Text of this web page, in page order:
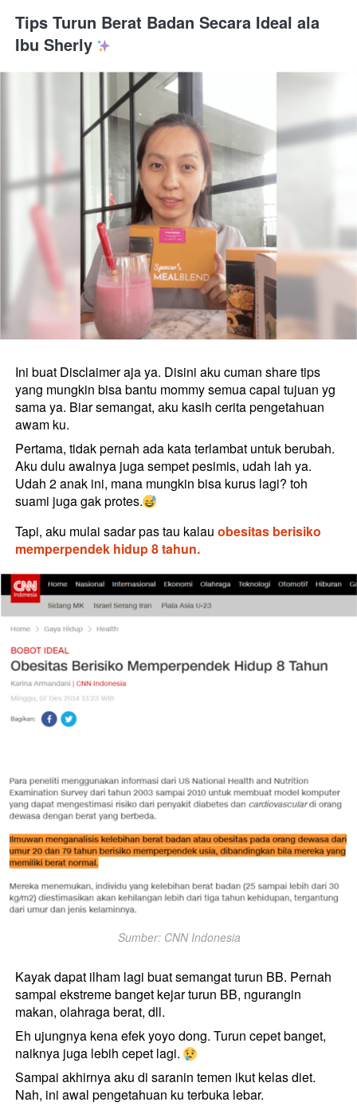
Tips Turun Berat Badan Secara Ideal ala
Ibu Sherly
Ini buat Disclaimer aja ya. Disini aku cuman share tips
yang mungkin bisa bantu mommy semua capai tujuan yg
sama ya. Biar semangat, aku kasih cerita pengetahuan
awam ku.
Pertama, tidak pernah ada kata terlambat untuk berubah.
Aku dulu awalnya juga sempet pesimis, udah lah ya.
Udah 2 anak ini, mana mungkin bisa kurus lagi? toh
suami juga gak protes.
Tapi, aku mulai sadar pas tau kalau obesitas berisiko
memperpendek hidup 8 tahun.
Sumber: CNN Indonesia
Kayak dapat ilham lagi buat semangat turun BB. Pernah
sampai ekstreme banget kejar turun BB, ngurangin
makan, olahraga berat, dll.
Eh ujungnya kena efek yoyo dong. Turun cepet banget,
naiknya juga lebih cepet lagi.
Sampai akhirnya aku di saranin temen ikut kelas diet.
Nah, ini awal pengetahuan ku terbuka lebar.